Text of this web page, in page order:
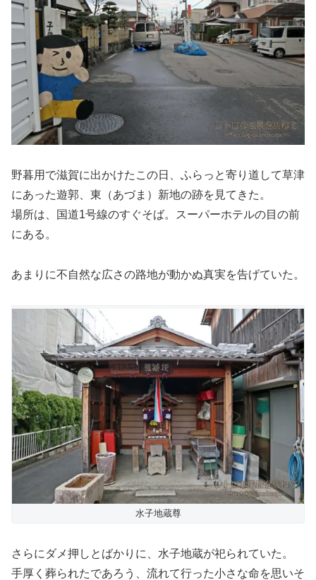
野暮用で滋賀に出かけたこの日、ふらっと寄り道して草津
にあった遊郭、東（あづま）新地の跡を見てきた。
場所は、国道1号線のすぐそば。スーパーホテルの目の前
にある。
あまりに不自然な広さの路地が動かぬ真実を告げていた。
水子地蔵尊
さらにダメ押しとばかりに、水子地蔵が祀られていた。
手厚く葬られたであろう、流れて行った小さな命を思いそ